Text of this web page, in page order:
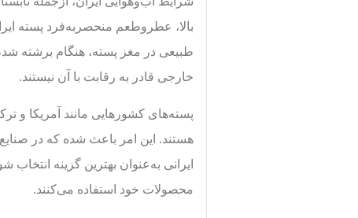
بالا، عطروطعم منحصربه‌فرد پسته
طبیعی در مغز پسته، هنگام برشته
خارجی قادر به رقابت با آن نیستند.
پسته‌های کشورهایی مانند آمریکا و
هستند. این امر باعث شده که در صنایع
ایرانی به‌عنوان بهترین گزینه انتخاب
محصولات خود استفاده می‌کنند.